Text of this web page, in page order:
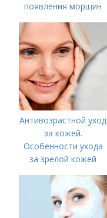
появления морщин
Антивозрастной уход
за кожей.
Особенности ухода
за зрелой кожей